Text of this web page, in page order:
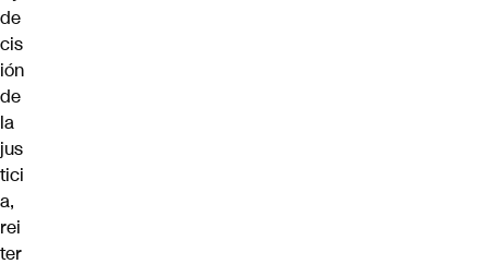
de
cis
ión
de
la
jus
tici
a,
rei
ter